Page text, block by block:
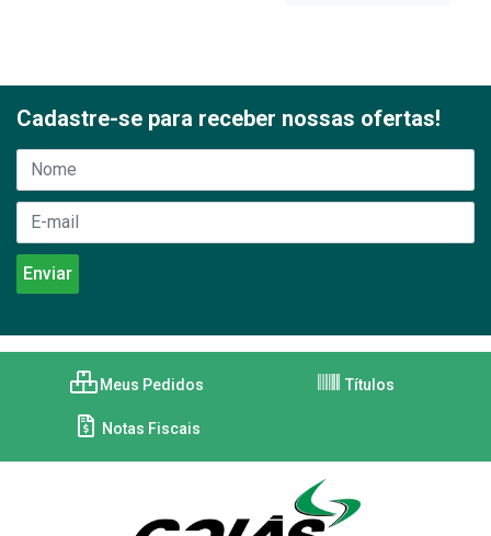
Cadastre-se para receber nossas ofertas!
Meus Pedidos Títulos
Notas Fiscais